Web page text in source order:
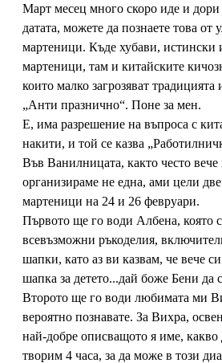
Март месец много скоро иде и дори
датата, можете да познаете това от
мартеници. Къде хубави, истински
мартеници, там и китайските
които малко загрозяват традицията
„Анти празнично“. Поне за мен.
Е, има разрешение на въпроса с
накити, и той се казва
Във Ванилницата, както често
организираме не една, ами цели
мартеници на 24 и 26 февруари.
Първото ще го води Албена, която
всевъзможни ръкоделия,
шапки, като аз ви казвам, че вече
шапка за детето...дай боже Бени да
Второто ще го води любимата ми
вероятно познавате. За Вихра,
най-добре описващото я име,
творим 4 часа, за да може в този